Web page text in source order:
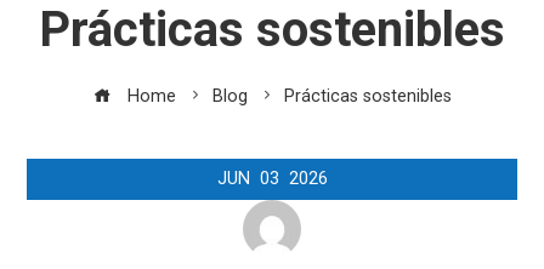
Prácticas sostenibles
Home Blog Prácticas sostenibles
JUN 03 2026